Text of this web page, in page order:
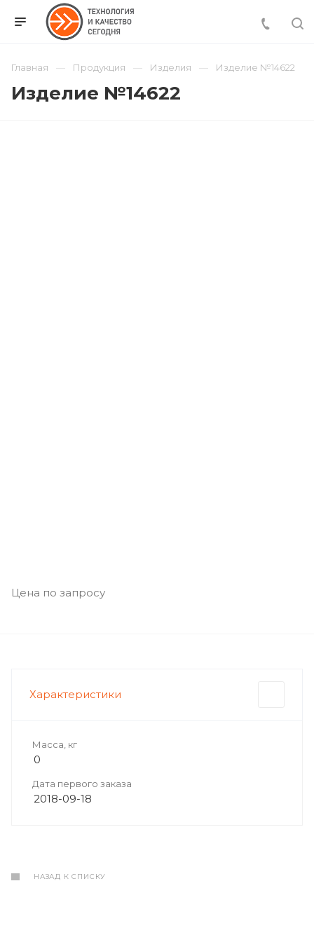
Главная Продукция Изделия Изделие №14622
Изделие №14622
Цена по запросу
Характеристики
Масса, кг
0
Дата первого заказа
2018-09-18
НАЗАД К СПИСКУ